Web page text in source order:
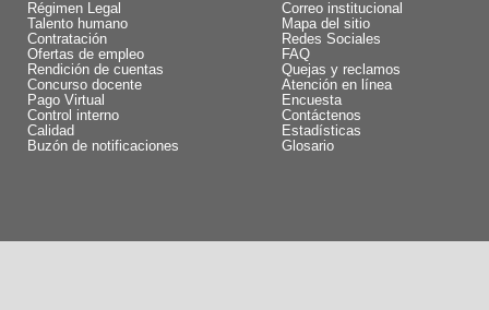
Régimen Legal
Talento humano
Contratación
Ofertas de empleo
Rendición de cuentas
Concurso docente
Pago Virtual
Control interno
Calidad
Buzón de notificaciones
Correo institucional
Mapa del sitio
Redes Sociales
FAQ
Quejas y reclamos
Atención en línea
Encuesta
Contáctenos
Estadísticas
Glosario